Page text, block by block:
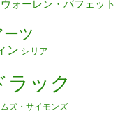
ウォーレン・バフェット
ツ
ン シリア
ラック
ズ・サイモンズ